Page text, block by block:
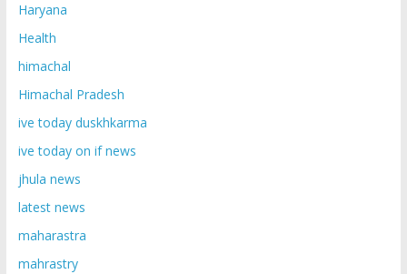
Haryana
Health
himachal
Himachal Pradesh
ive today duskhkarma
ive today on if news
jhula news
latest news
maharastra
mahrastry